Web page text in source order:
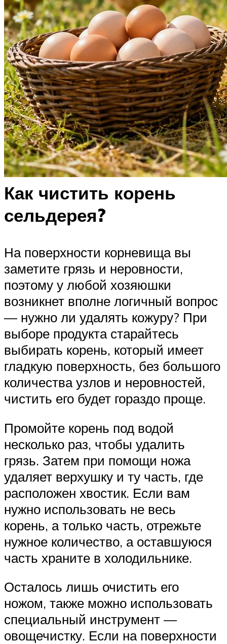
Как чистить корень
сельдерея?
На поверхности корневища вы
заметите грязь и неровности,
поэтому у любой хозяюшки
возникнет вполне логичный вопрос
— нужно ли удалять кожуру? При
выборе продукта старайтесь
выбирать корень, который имеет
гладкую поверхность, без большого
количества узлов и неровностей,
чистить его будет гораздо проще.
Промойте корень под водой
несколько раз, чтобы удалить
грязь. Затем при помощи ножа
удаляет верхушку и ту часть, где
расположен хвостик. Если вам
нужно использовать не весь
корень, а только часть, отрежьте
нужное количество, а оставшуюся
часть храните в холодильнике.
Осталось лишь очистить его
ножом, также можно использовать
специальный инструмент —
овощечистку. Если на поверхности